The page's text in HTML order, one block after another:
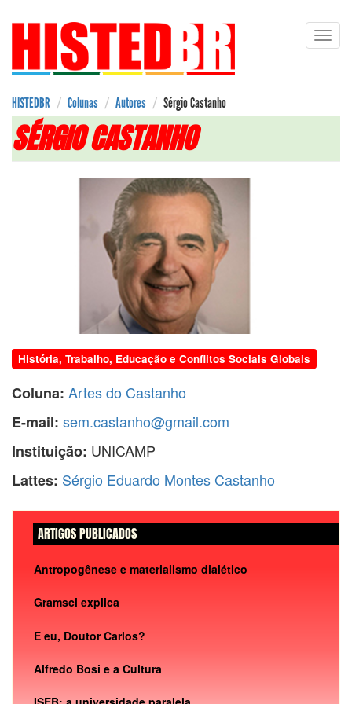
Pular
conteúdo
HISTEDBR Colunas Autores Sérgio Castanho
SÉRGIO CASTANHO
História, Trabalho, Educação e Conflitos Sociais Globais
Coluna: Artes do Castanho
E-mail: sem.castanho@gmail.com
Instituição: UNICAMP
Lattes: Sérgio Eduardo Montes Castanho
ARTIGOS PUBLICADOS
Antropogênese e materialismo dialético
Gramsci explica
E eu, Doutor Carlos?
Alfredo Bosi e a Cultura